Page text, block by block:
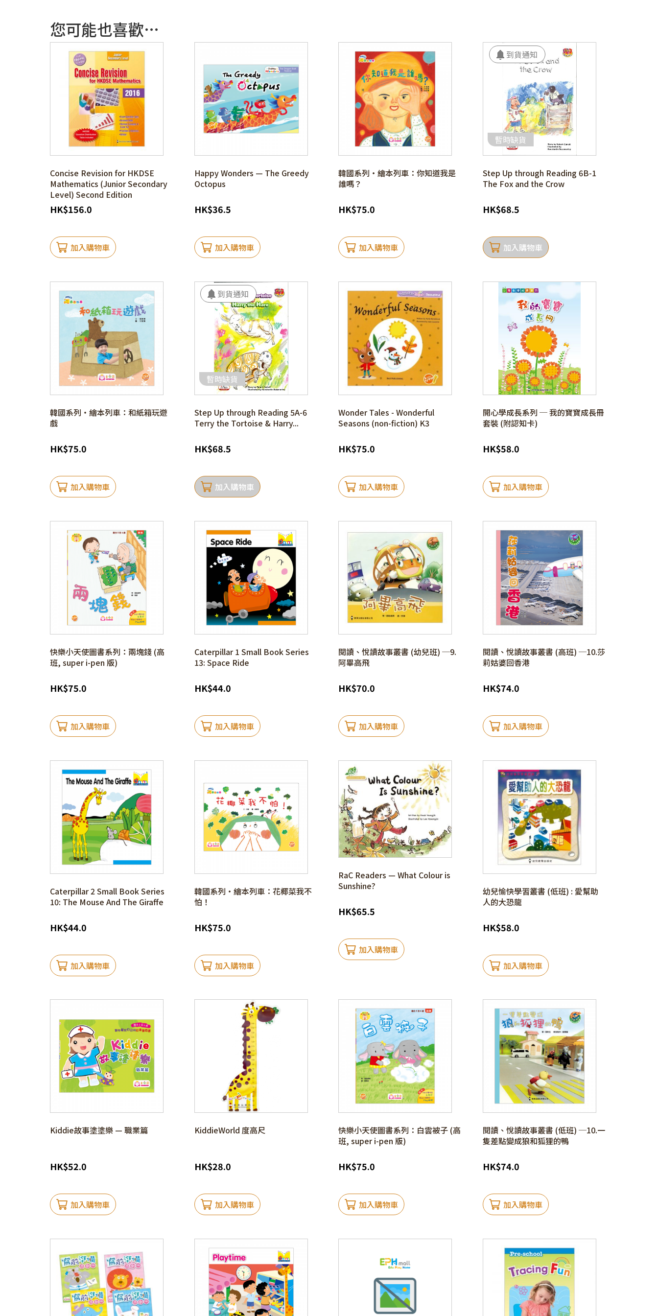
您可能也喜歡…
Concise Revision for HKDSE
Mathematics (Junior Secondary
Level) Second Edition
HK$156.0
加入購物車
Happy Wonders — The Greedy
Octopus
HK$36.5
加入購物車
韓國系列‧繪本列車：你知道我是
誰嗎？
HK$75.0
加入購物車
暫時缺貨
Step Up through Reading 6B-1
The Fox and the Crow
HK$68.5
加入購物車
韓國系列‧繪本列車：和紙箱玩遊
戲
HK$75.0
加入購物車
暫時缺貨
Step Up through Reading 5A-6
Terry the Tortoise & Harry...
HK$68.5
加入購物車
Wonder Tales - Wonderful
Seasons (non-fiction) K3
HK$75.0
加入購物車
開心學成長系列 ─ 我的寶寶成長冊
套裝 (附認知卡)
HK$58.0
加入購物車
快樂小天使圖書系列：兩塊錢 (高
班, super i-pen 版)
HK$75.0
加入購物車
Caterpillar 1 Small Book Series
13: Space Ride
HK$44.0
加入購物車
閱讀、悅讀故事叢書 (幼兒班) ─9.
阿畢高飛
HK$70.0
加入購物車
閱讀、悅讀故事叢書 (高班) ─10.莎
莉姑婆回香港
HK$74.0
加入購物車
Caterpillar 2 Small Book Series
10: The Mouse And The Giraffe
HK$44.0
加入購物車
韓國系列‧繪本列車：花椰菜我不
怕！
HK$75.0
加入購物車
RaC Readers — What Colour is
Sunshine?
HK$65.5
加入購物車
幼兒愉快學習叢書 (低班) : 愛幫助
人的大恐龍
HK$58.0
加入購物車
Kiddie故事塗塗樂 — 職業篇
HK$52.0
加入購物車
KiddieWorld 度高尺
HK$28.0
加入購物車
快樂小天使圖書系列：白雲被子 (高
班, super i-pen 版)
HK$75.0
加入購物車
閱讀、悅讀故事叢書 (低班) ─10.一
隻差點變成狼和狐狸的鴨
HK$74.0
加入購物車